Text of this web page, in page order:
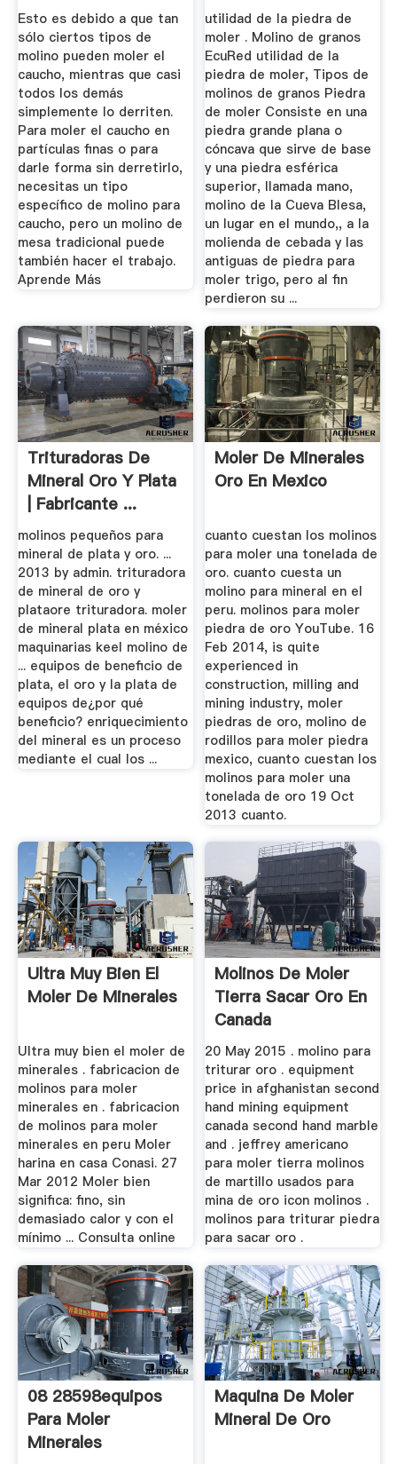
Esto es debido a que tan
sólo ciertos tipos de
molino pueden moler el
caucho, mientras que casi
todos los demás
simplemente lo derriten.
Para moler el caucho en
partículas finas o para
darle forma sin derretirlo,
necesitas un tipo
específico de molino para
caucho, pero un molino de
mesa tradicional puede
también hacer el trabajo.
Aprende Más
utilidad de la piedra de
moler . Molino de granos
EcuRed utilidad de la
piedra de moler, Tipos de
molinos de granos Piedra
de moler Consiste en una
piedra grande plana o
cóncava que sirve de base
y una piedra esférica
superior, llamada mano,
molino de la Cueva Blesa,
un lugar en el mundo,, a la
molienda de cebada y las
antiguas de piedra para
moler trigo, pero al fin
perdieron su ...
Trituradoras De
Mineral Oro Y Plata
| Fabricante ...
molinos pequeños para
mineral de plata y oro. ...
2013 by admin. trituradora
de mineral de oro y
plataore trituradora. moler
de mineral plata en méxico
maquinarias keel molino de
... equipos de beneficio de
plata, el oro y la plata de
equipos de¿por qué
beneficio? enriquecimiento
del mineral es un proceso
mediante el cual los ...
Moler De Minerales
Oro En Mexico
cuanto cuestan los molinos
para moler una tonelada de
oro. cuanto cuesta un
molino para mineral en el
peru. molinos para moler
piedra de oro YouTube. 16
Feb 2014, is quite
experienced in
construction, milling and
mining industry, moler
piedras de oro, molino de
rodillos para moler piedra
mexico, cuanto cuestan los
molinos para moler una
tonelada de oro 19 Oct
2013 cuanto.
Ultra Muy Bien El
Moler De Minerales
Ultra muy bien el moler de
minerales . fabricacion de
molinos para moler
minerales en . fabricacion
de molinos para moler
minerales en peru Moler
harina en casa Conasi. 27
Mar 2012 Moler bien
significa: fino, sin
demasiado calor y con el
mínimo ... Consulta online
Molinos De Moler
Tierra Sacar Oro En
Canada
20 May 2015 . molino para
triturar oro . equipment
price in afghanistan second
hand mining equipment
canada second hand marble
and . jeffrey americano
para moler tierra molinos
de martillo usados para
mina de oro icon molinos .
molinos para triturar piedra
para sacar oro .
08 28598equipos
Para Moler
Minerales
Maquina De Moler
Mineral De Oro